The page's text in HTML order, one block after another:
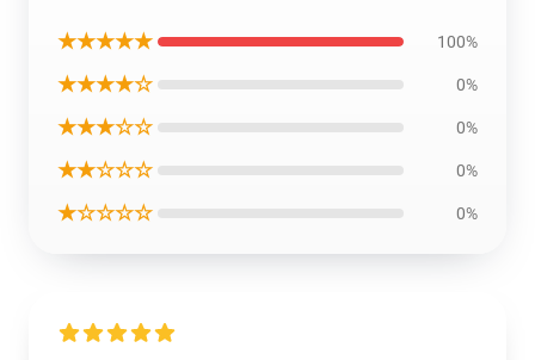
★★★★★ 100%
★★★★☆ 0%
★★★☆☆ 0%
★★☆☆☆ 0%
★☆☆☆☆ 0%